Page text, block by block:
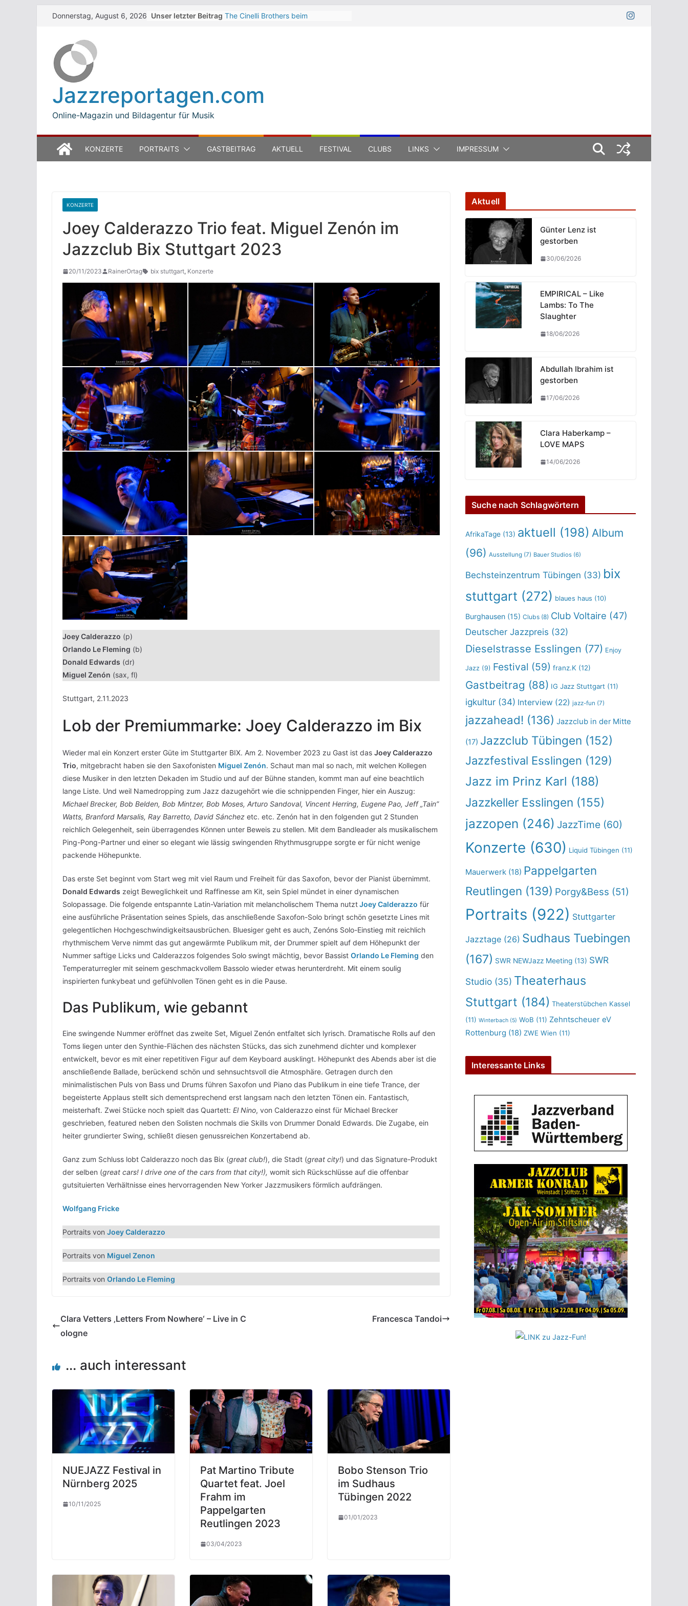
SkipDonnerstag, August 6, 2026 Unser letzter Beitrag The Cinelli Brothers beim
Open Ludwigsburg 2026
Jazzreportagen.com
Online-Magazin und Bildagentur für Musik
KONZERTE PORTRAITS GASTBEITRAG AKTUELL FESTIVAL CLUBS LINKS IMPRESSUM
KONZERTE
Joey Calderazzo Trio feat. Miguel Zenón im
Jazzclub Bix Stuttgart 2023
20/11/2023 RainerOrtag bix stuttgart, Konzerte
Joey Calderazzo (p)
Orlando Le Fleming (b)
Donald Edwards (dr)
Miguel Zenón (sax, fl)
Stuttgart, 2.11.2023
Lob der Premiummarke: Joey Calderazzo im Bix
Wieder mal ein Konzert erster Güte im Stuttgarter BIX. Am 2. November 2023 zu Gast ist das Joey Calderazzo
Trio, mitgebracht haben sie den Saxofonisten Miguel Zenón. Schaut man mal so nach, mit welchen Kollegen
diese Musiker in den letzten Dekaden im Studio und auf der Bühne standen, kommt man auf eine beachtlich
lange Liste. Und weil Namedropping zum Jazz dazugehört wie die schnippenden Finger, hier ein Auszug:
Michael Brecker, Bob Belden, Bob Mintzer, Bob Moses, Arturo Sandoval, Vincent Herring, Eugene Pao, Jeff „Tain”
Watts, Branford Marsalis, Ray Barretto, David Sánchez etc. etc. Zenón hat in den folgenden gut 2 Stunden
reichlich Gelegenheit, sein überragendes Können unter Beweis zu stellen. Mit dem Bandleader als musikalischem
Ping-Pong-Partner und einer so elegant wie lässig swingenden Rhythmusgruppe sorgte er für nicht wenige
packende Höhepunkte.
Das erste Set beginnt vom Start weg mit viel Raum und Freiheit für das Saxofon, bevor der Pianist übernimmt.
Donald Edwards zeigt Beweglichkeit und Raffinesse am Kit, sein Spiel mündet in einer dynamischen
Solopassage. Die folgende entspannte Latin-Variation mit melancholischem Thema nutztJoey Calderazzo für
eine ausführliche Präsentation seines Spiels, das anschließende Saxofon-Solo bringt schön gesetzte Lines mit
gelegentlichen Hochgeschwindigkeitsausbrüchen. Bluesiger geht es auch, Zenóns Solo-Einstieg mit reichlich
rhythmischem Verve nimmt das gut angewärmte Publikum mit, der Drummer spielt auf dem Höhepunkt der
Nummer saftige Licks und Calderazzos folgendes Solo swingt mächtig, bevor Bassist Orlando Le Fleming den
Temperaturregler mit seinem geschmackvollem Bassolo wieder etwas herunterdreht. Mit einem soulig
inspirierten funkybeat und gefühlvollen Tönen geht es in die Pause.
Das Publikum, wie gebannt
Eine swingende Nummer eröffnet das zweite Set, Miguel Zenón entfaltet sich lyrisch. Dramatische Rolls auf den
Toms liegen unter den Synthie-Flächen des nächsten Stücks, das sich zunehmend dichter und komplexer
entwickelt, bevor es mit einer repetitiven Figur auf dem Keyboard ausklingt. Höhepunkt des Abends aber ist die
anschließende Ballade, berückend schön und sehnsuchtsvoll die Atmosphäre. Getragen durch den
minimalistischen Puls von Bass und Drums führen Saxofon und Piano das Publikum in eine tiefe Trance, der
begeisterte Applaus stellt sich dementsprechend erst langsam nach den letzten Tönen ein. Fantastisch,
meisterhaft. Zwei Stücke noch spielt das Quartett: El Nino, von Calderazzo einst für Michael Brecker
geschrieben, featured neben den Solisten nochmals die Skills von Drummer Donald Edwards. Die Zugabe, ein
heiter grundierter Swing, schließt diesen genussreichen Konzertabend ab.
Ganz zum Schluss lobt Calderazzo noch das Bix (great club!), die Stadt (great city!) und das Signature-Produkt
der selben (great cars! I drive one of the cars from that city!), womit sich Rückschlüsse auf die offenbar
gutsituierten Verhältnisse eines hervorragenden New Yorker Jazzmusikers förmlich aufdrängen.
Wolfgang Fricke
Portraits von Joey Calderazzo
Portraits von Miguel Zenon
Portraits von Orlando Le Fleming
Clara Vetters ‚Letters From Nowhere‘ – Live in C
ologne
Francesca Tandoi
... auch interessant
NUEJAZZ Festival in
Nürnberg 2025
10/11/2025
Pat Martino Tribute
Quartet feat. Joel
Frahm im
Pappelgarten
Reutlingen 2023
03/04/2023
Bobo Stenson Trio
im Sudhaus
Tübingen 2022
01/01/2023
Aktuell
Günter Lenz ist
gestorben
30/06/2026
EMPIRICAL – Like
Lambs: To The
Slaughter
18/06/2026
Abdullah Ibrahim ist
gestorben
17/06/2026
Clara Haberkamp –
LOVE MAPS
14/06/2026
Suche nach Schlagwörtern
AfrikaTage (13) aktuell (198) Album
(96) Ausstellung (7) Bauer Studios (6)
Bechsteinzentrum Tübingen (33) bix
stuttgart (272) blaues haus (10)
Burghausen (15) Clubs (8) Club Voltaire (47)
Deutscher Jazzpreis (32)
Dieselstrasse Esslingen (77) Enjoy
Jazz (9) Festival (59) franz.K (12)
Gastbeitrag (88) IG Jazz Stuttgart (11)
igkultur (34) Interview (22) jazz-fun (7)
jazzahead! (136) Jazzclub in der Mitte
(17) Jazzclub Tübingen (152)
Jazzfestival Esslingen (129)
Jazz im Prinz Karl (188)
Jazzkeller Esslingen (155)
jazzopen (246) JazzTime (60)
Konzerte (630) Liquid Tübingen (11)
Mauerwerk (18) Pappelgarten
Reutlingen (139) Porgy&Bess (51)
Portraits (922) Stuttgarter
Jazztage (26) Sudhaus Tuebingen
(167) SWR NEWJazz Meeting (13) SWR
Studio (35) Theaterhaus
Stuttgart (184) Theaterstübchen Kassel
(11) Winterbach (5) WoB (11) Zehntscheuer eV
Rottenburg (18) ZWE Wien (11)
Interessante Links